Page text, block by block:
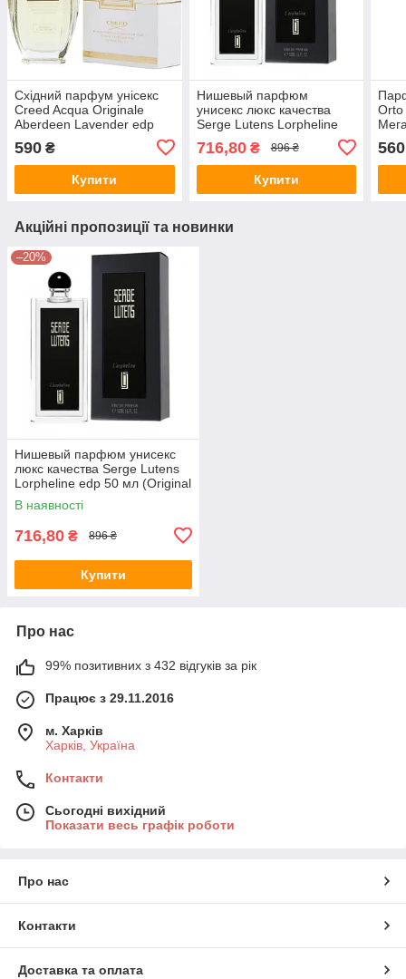
Східний парфум унісекс
Creed Acqua Originale
Aberdeen Lavender edp
590 ₴
Купити
Нишевый парфюм
унисекс люкс качества
Serge Lutens Lorpheline
Quality)
716,80₴ 896 ₴
Купити
Orto
560
Акційні пропозиції та новинки
–20%
Нишевый парфюм унисекс
люкс качества Serge Lutens
Lorpheline edp 50 мл (Original
Quality)
В наявності
716,80 ₴ 896 ₴
Купити
Про нас
99% позитивних з 432 відгуків за рік
Працює з 29.11.2016
м. Харків
Харків, Україна
Контакти
Сьогодні вихідний
Показати весь графік роботи
Про нас
Контакти
Доставка та оплата